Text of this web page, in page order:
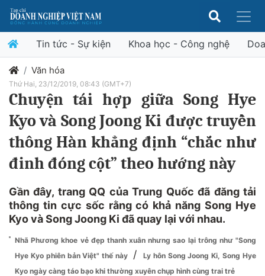
Tin tức - Sự kiện Khoa học - Công nghệ
Văn hóa
Thứ Hai, 23/12/2019, 08:43 (GMT+7)
Chuyện tái hợp giữa Song Hye
Kyo và Song Joong Ki được truyền
thông Hàn khẳng định “chắc như
đinh đóng cột” theo hướng này
Gần đây, trang QQ của Trung Quốc đã đăng tải
thông tin cực sốc rằng có khả năng Song Hye
Kyo và Song Joong Ki đã quay lại với nhau.
Nhã Phương khoe vẻ đẹp thanh xuân nhưng sao lại trông như "Song
Hye Kyo phiên bản Việt" thế này
/
Ly hôn Song Joong Ki, Song Hye
Kyo ngày càng táo bạo khi thường xuyên chụp hình cùng trai trẻ